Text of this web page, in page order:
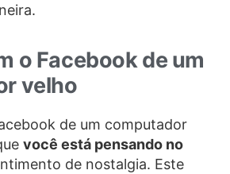
o Facebook de um
velho
de um computador
você está pensando no
de nostalgia. Este